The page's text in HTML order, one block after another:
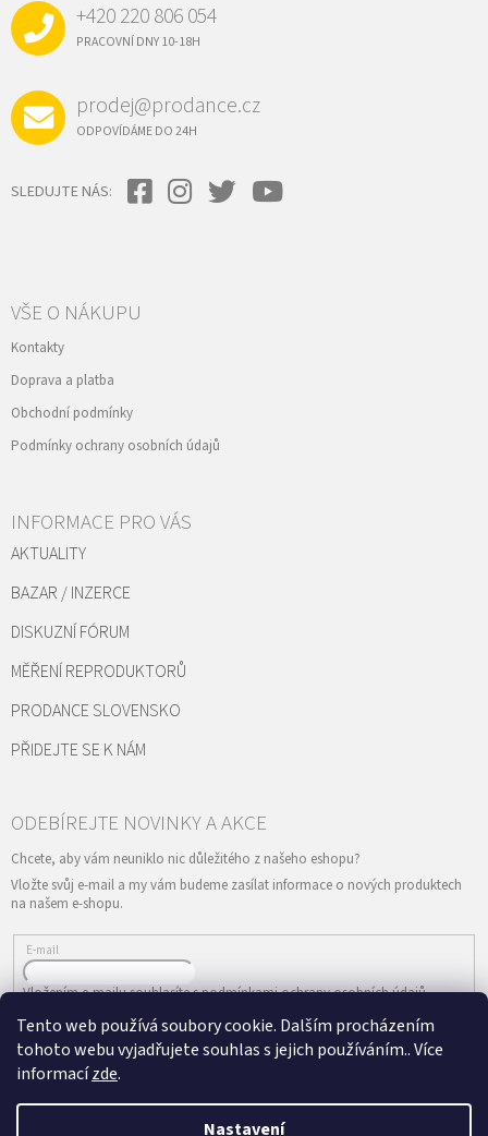
Tento web používá soubory cookie. Dalším procházením
tohoto webu vyjadřujete souhlas s jejich používáním.. Více
informacízde.
Nastavení
+420 220 806 054
PRACOVNÍ DNY 10-18H
prodej@prodance.cz
ODPOVÍDÁME DO 24H
SLEDUJTE NÁS:
VŠE O NÁKUPU
Kontakty
Doprava a platba
Obchodní podmínky
Podmínky ochrany osobních údajů
INFORMACE PRO VÁS
AKTUALITY
BAZAR / INZERCE
DISKUZNÍ FÓRUM
MĚŘENÍ REPRODUKTORŮ
PRODANCE SLOVENSKO
PŘIDEJTE SE K NÁM
Vložte svůj e-mail a my vám budeme zasílat informace o nových produktech
na našem e-shopu.
E-mail
Vložením e-mailu souhlasíte spodmínkami ochrany osobních údajů
PŘIHLÁSIT SE